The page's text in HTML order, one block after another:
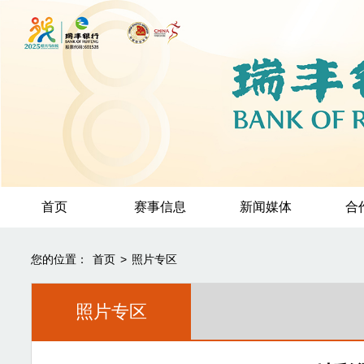
首页 赛事信息 新闻媒体 合
您的位置： 首页 > 照片专区
照片专区